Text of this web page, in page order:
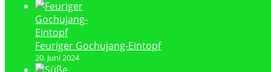
Feuriger Gochujang-Eintopf
20. Juni 2024